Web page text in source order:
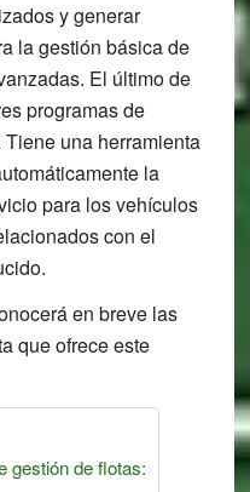
y generar
la gestión básica de
El último de
programas de
una herramienta
la
para los vehículos
con el
en breve las
que ofrece este
gestión de flotas: